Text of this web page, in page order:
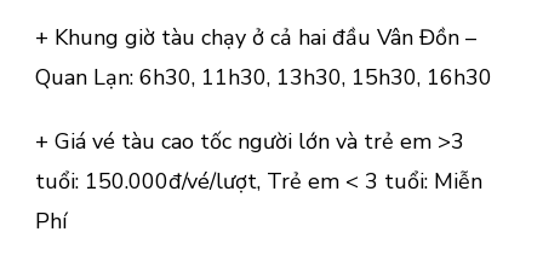
+ Khung giờ tàu chạy ở cả hai đầu Vân Đồn –
Quan Lạn: 6h30, 11h30, 13h30, 15h30, 16h30
+ Giá vé tàu cao tốc người lớn và trẻ em >3
tuổi: 150.000đ/vé/lượt, Trẻ em < 3 tuổi: Miễn
Phí